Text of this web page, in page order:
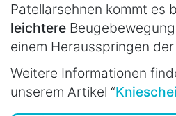
Patellarsehnen kommt es
leichtere
einem Herausspringen
Weitere Informationen
unserem Artikel “